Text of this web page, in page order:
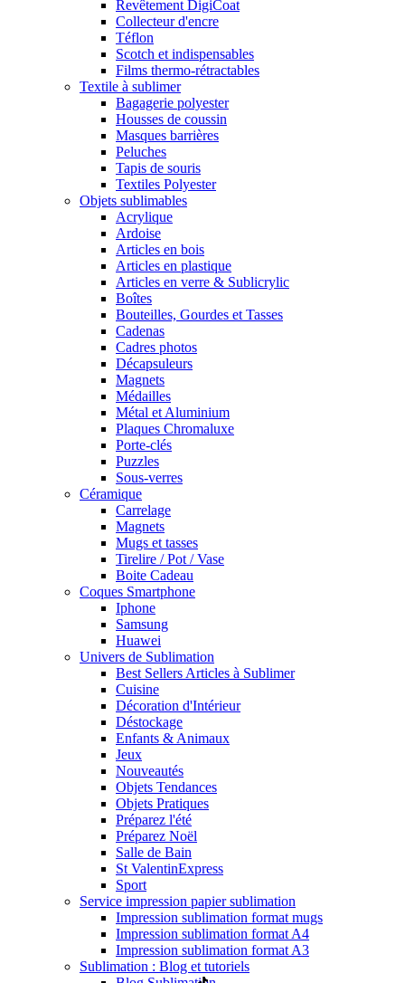
Revêtement DigiCoat
Collecteur d'encre
Téflon
Scotch et indispensables
Films thermo-rétractables
Textile à sublimer
Bagagerie polyester
Housses de coussin
Masques barrières
Peluches
Tapis de souris
Textiles Polyester
Objets sublimables
Acrylique
Ardoise
Articles en bois
Articles en plastique
Articles en verre & Sublicrylic
Boîtes
Bouteilles, Gourdes et Tasses
Cadenas
Cadres photos
Décapsuleurs
Magnets
Médailles
Métal et Aluminium
Plaques Chromaluxe
Porte-clés
Puzzles
Sous-verres
Céramique
Carrelage
Magnets
Mugs et tasses
Tirelire / Pot / Vase
Boite Cadeau
Coques Smartphone
Iphone
Samsung
Huawei
Univers de Sublimation
Best Sellers Articles à Sublimer
Cuisine
Décoration d'Intérieur
Déstockage
Enfants & Animaux
Jeux
Nouveautés
Objets Tendances
Objets Pratiques
Préparez l'été
Préparez Noël
Salle de Bain
St ValentinExpress
Sport
Service impression papier sublimation
Impression sublimation format mugs
Impression sublimation format A4
Impression sublimation format A3
Sublimation : Blog et tutoriels